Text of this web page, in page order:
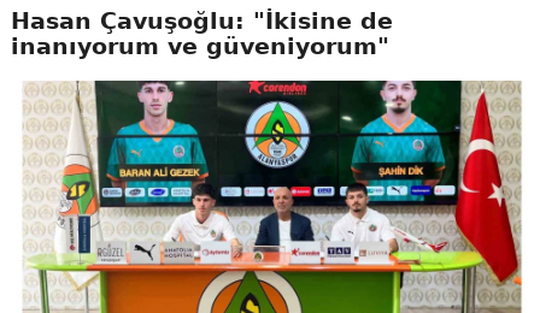
Hasan Çavuşoğlu: "İkisine de
inanıyorum ve güveniyorum"